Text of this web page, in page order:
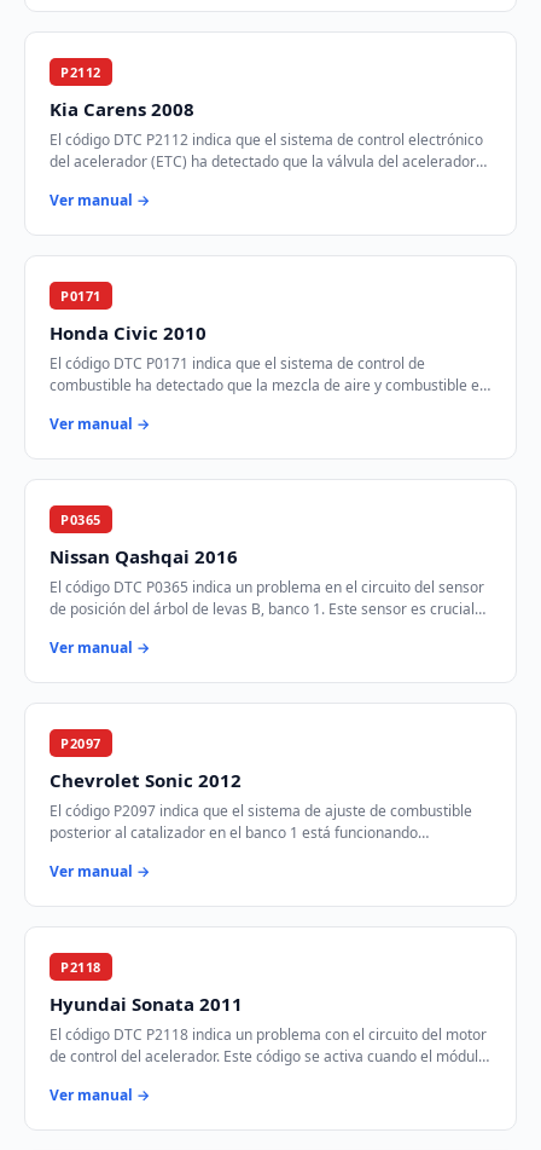
P2112
Kia Carens 2008
El código DTC P2112 indica que el sistema de control electrónico
del acelerador (ETC) ha detectado que la válvula del acelerador
Ver manual →
P0171
Honda Civic 2010
El código DTC P0171 indica que el sistema de control de
combustible ha detectado que la mezcla de aire y combustible es
Ver manual →
P0365
Nissan Qashqai 2016
El código DTC P0365 indica un problema en el circuito del sensor
de posición del árbol de levas B, banco 1. Este sensor es crucial
Ver manual →
P2097
Chevrolet Sonic 2012
El código P2097 indica que el sistema de ajuste de combustible
posterior al catalizador en el banco 1 está funcionando
Ver manual →
P2118
Hyundai Sonata 2011
El código DTC P2118 indica un problema con el circuito del motor
de control del acelerador. Este código se activa cuando el módulo
Ver manual →